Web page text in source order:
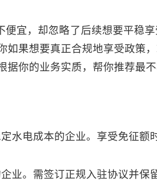
宜，却忽略了后续想要平稳
果想要真正合规地享受政策
你的业务实质，帮你推荐最
水电成本的企业。享受免征
业。需签订正规入驻协议并保